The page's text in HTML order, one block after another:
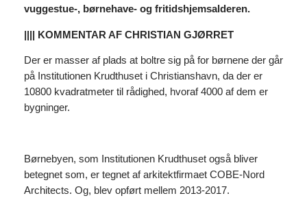
vuggestue-, børnehave- og fritidshjemsalderen.
|||| KOMMENTAR AF CHRISTIAN GJØRRET
Der er masser af plads at boltre sig på for børnene der går
på Institutionen Krudthuset i Christianshavn, da der er
10800 kvadratmeter til rådighed, hvoraf 4000 af dem er
bygninger.
Børnebyen, som Institutionen Krudthuset også bliver
betegnet som, er tegnet af arkitektfirmaet COBE-Nord
Architects. Og, blev opført mellem 2013-2017.